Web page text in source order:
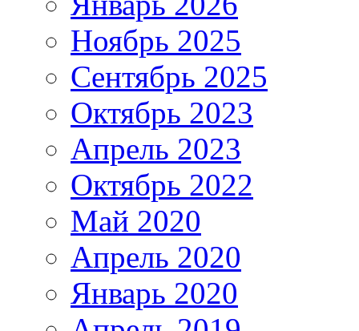
Ноябрь 2025
Сентябрь 2025
Октябрь 2023
Апрель 2023
Октябрь 2022
Май 2020
Апрель 2020
Январь 2020